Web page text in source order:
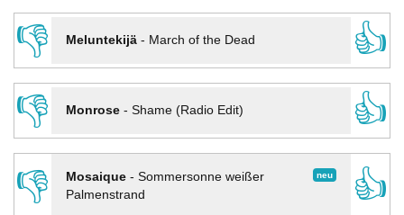
👎
Meluntekijä- March of the Dead
👍
👎
Monrose- Shame (Radio Edit)
👍
👎
neu
Mosaique- Sommersonne weißer
Palmenstrand
👍